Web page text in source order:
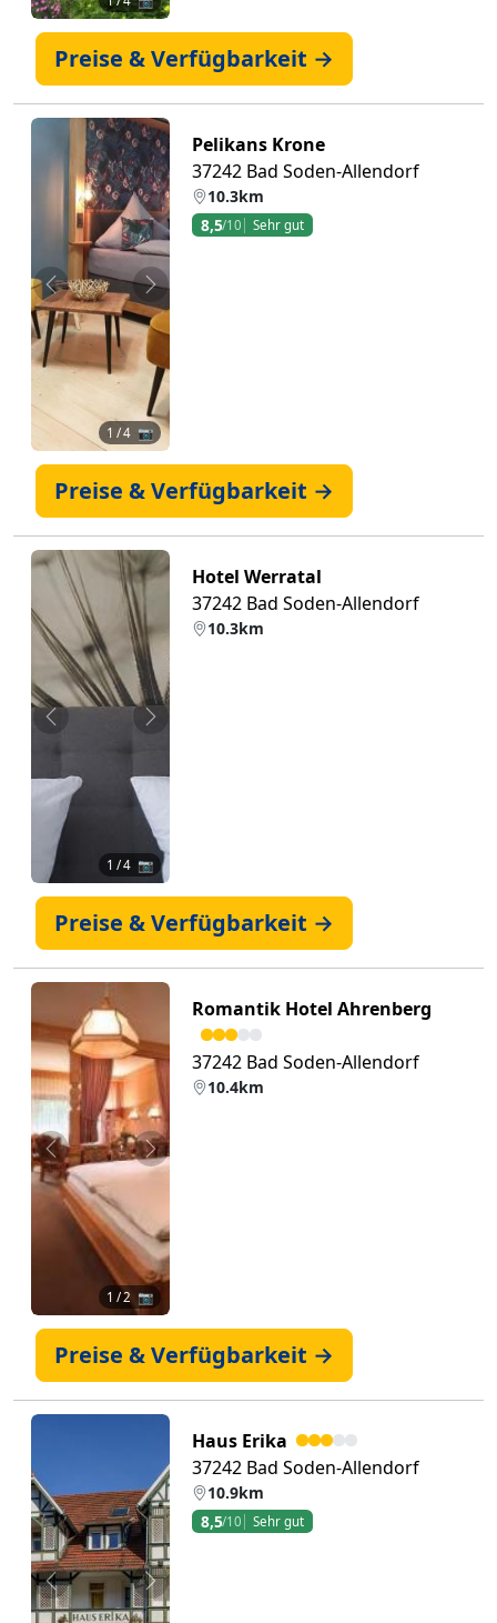
Preise & Verfügbarkeit →
Zurück Weiter
1 / 4 📷
Pelikans Krone
37242 Bad Soden-Allendorf
10.3km
8,5/10 Sehr gut
Preise & Verfügbarkeit →
Zurück Weiter
1 / 4 📷
Hotel Werratal
37242 Bad Soden-Allendorf
10.3km
Preise & Verfügbarkeit →
Zurück Weiter
1 / 2 📷
Romantik Hotel Ahrenberg
37242 Bad Soden-Allendorf
10.4km
Preise & Verfügbarkeit →
Zurück Weiter
Haus Erika
37242 Bad Soden-Allendorf
10.9km
8,5/10 Sehr gut